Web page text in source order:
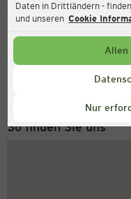
Daten in Drittländern -
und unseren Cookie
Allen
Nur
Aktuell:
Geschlossen
Service
+49 (0) 2546 /
So finden Sie uns